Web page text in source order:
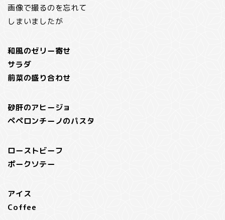
画像で撮るのを忘れて
しまいましたが
和風のゼリー寄せ
サラダ
前菜の盛り合わせ
砂肝のアヒージョ
ペペロンチーノのパスタ
ローストビーフ
ポークソテー
アイス
Coffee